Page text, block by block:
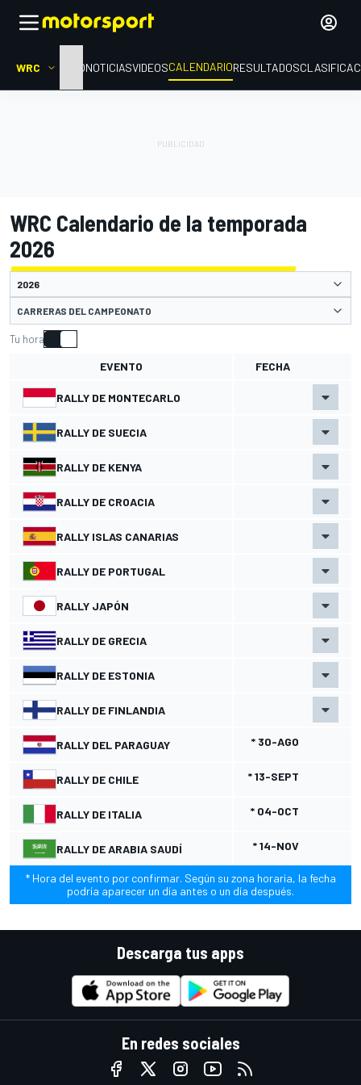
WRC INICIONOTICIASVIDEOSCALENDARIORESULTADOS
WRC Calendario de la temporada
2026
CARRERAS DEL CAMPEONATO
Tu hora
EVENTO FECHA
RALLY DE MONTECARLO
RALLY DE SUECIA
RALLY DE KENYA
RALLY DE CROACIA
RALLY ISLAS CANARIAS
RALLY DE PORTUGAL
RALLY JAPÓN
RALLY DE GRECIA
RALLY DE ESTONIA
RALLY DE FINLANDIA
RALLY DEL PARAGUAY * 30-AGO
RALLY DE CHILE * 13-SEPT
RALLY DE ITALIA * 04-OCT
RALLY DE ARABIA SAUDÍ * 14-NOV
* Hora del evento por confirmar. Según su zona horaria, la fecha
podría aparecer un día antes o un día después.
Descarga tus apps
En redes sociales